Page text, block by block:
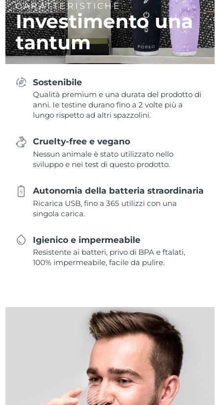
CARATTERISTICHE
Investimento una
tantum
Sostenibile
Qualità premium e una durata del prodotto di
anni. Ie testine durano fino a 2 volte più a
lungo rispetto ad altri spazzolini.
Cruelty-free e vegano
Nessun animale è stato utilizzato nello
sviluppo e nei test di questo prodotto.
Autonomia della batteria straordinaria
Ricarica USB, fino a 365 utilizzi con una
singola carica.
Igienico e impermeabile
Resistente ai batteri, privo di BPA e ftalati,
100% impermeabile, facile da pulire.